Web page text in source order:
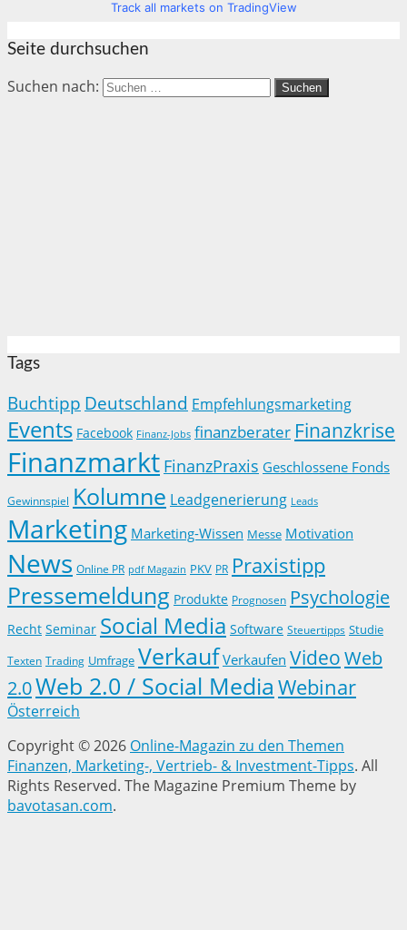
Track all markets on TradingView
Seite durchsuchen
Suchen nach:
Tags
Buchtipp Deutschland Empfehlungsmarketing
Events Facebook Finanz-Jobs finanzberater Finanzkrise
Finanzmarkt FinanzPraxis Geschlossene Fonds
Gewinnspiel Kolumne Leadgenerierung Leads
Marketing Marketing-Wissen Messe Motivation
News Online PR pdf Magazin PKV PR Praxistipp
Pressemeldung Produkte Prognosen Psychologie
Recht Seminar Social Media Software Steuertipps Studie
Texten Trading Umfrage Verkauf Verkaufen VideoWeb
2.0Web 2.0 / Social Media Webinar
Österreich
Copyright © 2026 Online-Magazin zu den Themen
Finanzen, Marketing-, Vertrieb- & Investment-Tipps. All
Rights Reserved. The Magazine Premium Theme by
bavotasan.com.